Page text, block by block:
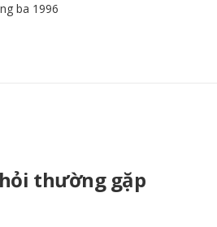
ba 1996
hỏi thường gặp